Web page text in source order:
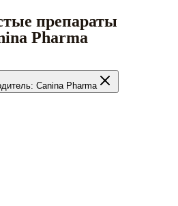
препараты
Pharma
Canina Pharma